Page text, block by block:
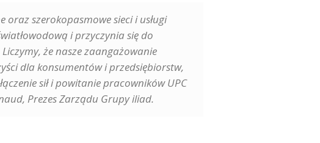
oraz szerokopasmowe sieci i usługi
i przyczynia się do
że nasze zaangażowanie
dla konsumentów i przedsiębiorstw,
sił i powitanie pracowników UPC
Prezes Zarządu Grupy iliad.